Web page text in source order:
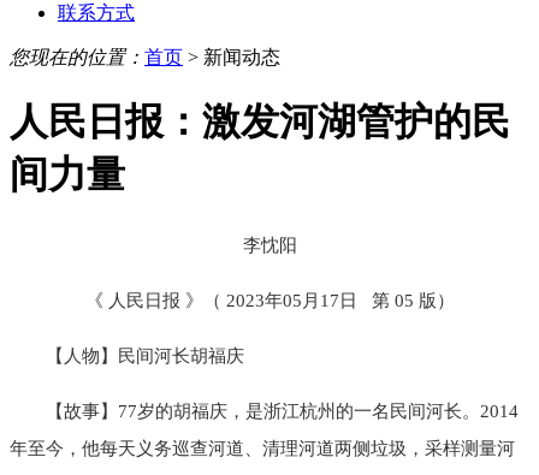
联系方式
您现在的位置： 首页 > 新闻动态
人民日报：激发河湖管护的民
间力量
李忱阳
《 人民日报 》（ 2023年05月17日 第 05 版）
【人物】民间河长胡福庆
【故事】77岁的胡福庆，是浙江杭州的一名民间河长。2014
年至今，他每天义务巡查河道、清理河道两侧垃圾，采样测量河